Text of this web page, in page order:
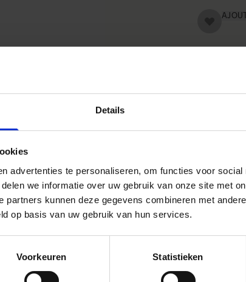
Details
advertenties te personaliseren, om functies voor social
we informatie over uw gebruik van onze site met
partners kunnen deze gegevens combineren met
op basis van uw gebruik van hun services.
Voorkeuren Statistieken
Caractéristiques
Youtube Videos